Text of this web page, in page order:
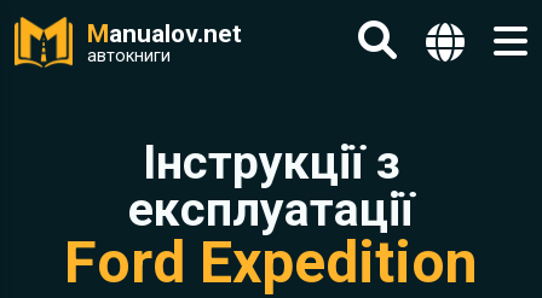
Manualov.net
автокниги
Інструкції з
експлуатації
Ford Expedition